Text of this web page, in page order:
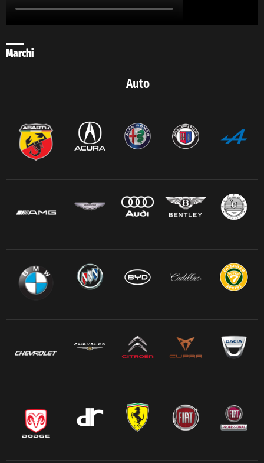
Marchi
Auto